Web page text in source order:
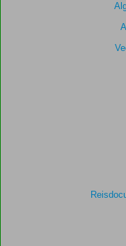
8,9